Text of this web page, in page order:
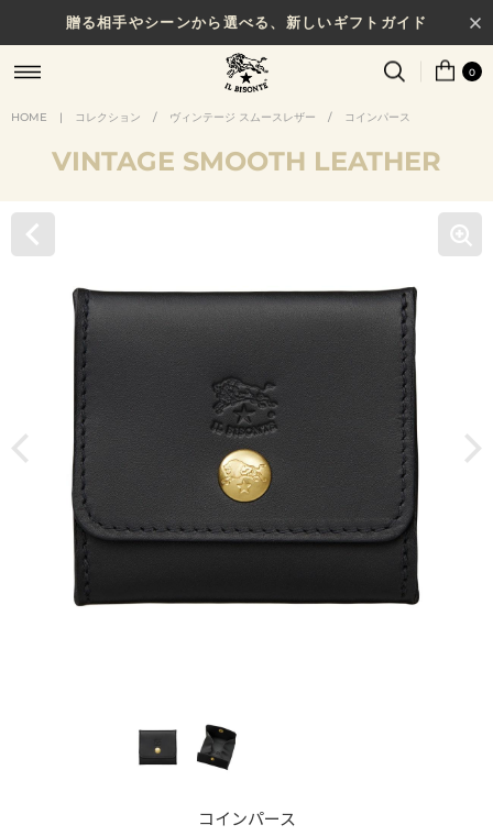
贈る相手やシーンから選べる、新しいギフトガイド
0
HOME | コレクション / ヴィンテージ スムースレザー / コインパース
VINTAGE SMOOTH LEATHER
コインパース